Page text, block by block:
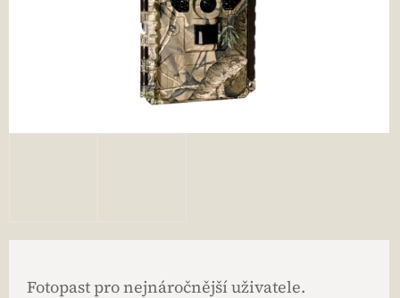
Fotopast pro nejnáročnější uživatele.